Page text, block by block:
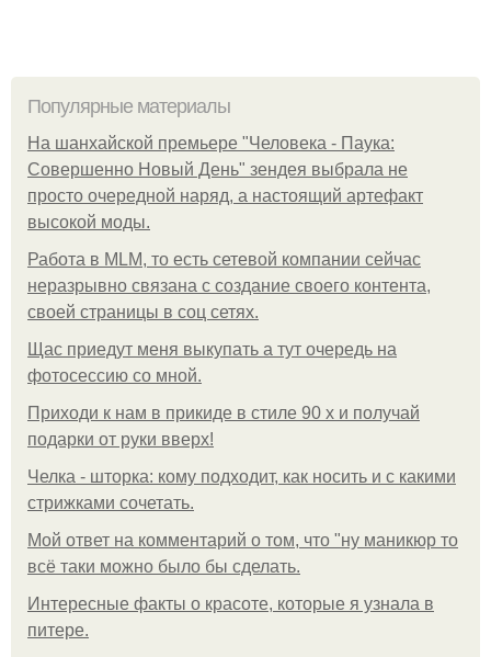
Популярные материалы
На шанхайской премьере "Человека - Паука:
Совершенно Новый День" зендея выбрала не
просто очередной наряд, а настоящий артефакт
высокой моды.
Работа в MLM, то есть сетевой компании сейчас
неразрывно связана с создание своего контента,
своей страницы в соц сетях.
Щас приедут меня выкупать а тут очередь на
фотосессию со мной.
Приходи к нам в прикиде в стиле 90 х и получай
подарки от руки вверх!
Челка - шторка: кому подходит, как носить и с какими
стрижками сочетать.
Мой ответ на комментарий о том, что "ну маникюр то
всё таки можно было бы сделать.
Интересные факты о красоте, которые я узнала в
питере.